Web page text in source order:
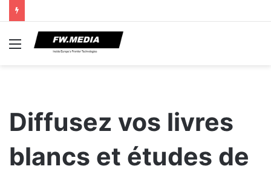
Menu
Diffusez vos livres
blancs et études de